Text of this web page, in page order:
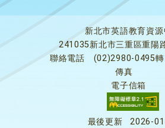
新北市英語教育資源
241035新北市三重區重陽
聯絡電話
(02)2980-0495
傳真
電子信箱
最後更新 2026-